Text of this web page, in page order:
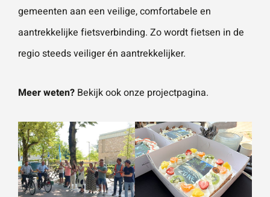
gemeenten aan een veilige, comfortabele en
aantrekkelijke fietsverbinding. Zo wordt fietsen in de
regio steeds veiliger én aantrekkelijker.
Meer weten? Bekijk ook onze projectpagina.